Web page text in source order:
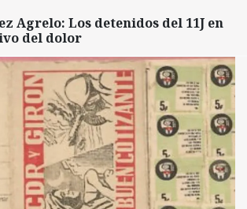
Agrelo: Los detenidos del 11J en
del dolor